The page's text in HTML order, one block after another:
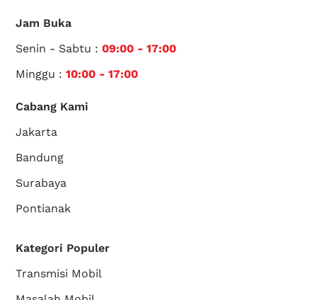
Jam Buka
Senin - Sabtu :09:00 - 17:00
Minggu :10:00 - 17:00
Cabang Kami
Jakarta
Bandung
Surabaya
Pontianak
Kategori Populer
Transmisi Mobil